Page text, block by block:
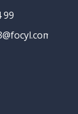
99